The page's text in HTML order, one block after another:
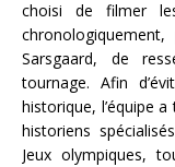
choisi de filmer
Sarsgaard, de
tournage. Afin
historique, l’équipe
historiens
Jeux olympiques,